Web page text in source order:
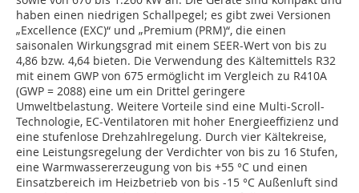
haben einen niedrigen Schallpegel; es gibt zwei Versionen
„Excellence (EXC)“ und „Premium (PRM)“, die einen
saisonalen Wirkungsgrad mit einem SEER-Wert von bis zu
4,86 bzw. 4,64 bieten. Die Verwendung des Kältemittels R32
mit einem GWP von 675 ermöglicht im Vergleich zu R410A
(GWP = 2088) eine um ein Drittel geringere
Umweltbelastung. Weitere Vorteile sind eine Multi-Scroll-
Technologie, EC-Ventilatoren mit hoher Energieeffizienz und
eine stufenlose Drehzahlregelung. Durch vier Kältekreise,
eine Leistungsregelung der Verdichter von bis zu 16 Stufen,
eine Warmwassererzeugung von bis +55 °C und einen
Einsatzbereich im Heizbetrieb von bis -15 °C Außenluft sind